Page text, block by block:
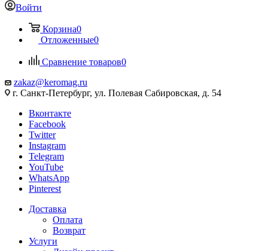
Войти
Корзина0
Отложенные0
Сравнение товаров0
zakaz@keromag.ru
г. Санкт-Петербург, ул. Полевая Сабировская, д. 54
Вконтакте
Facebook
Twitter
Instagram
Telegram
YouTube
WhatsApp
Pinterest
Доставка
Оплата
Возврат
Услуги